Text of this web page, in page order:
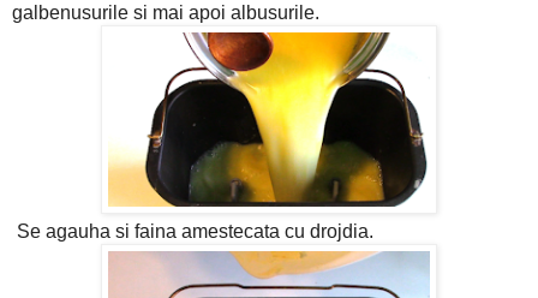
galbenusurile si mai apoi albusurile.
Se agauha si faina amestecata cu drojdia.